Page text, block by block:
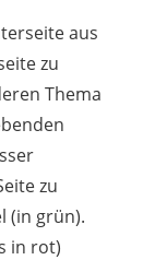
aus
zu
Thema
zu
(in grün).
in rot)